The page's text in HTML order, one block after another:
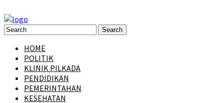
HOME
POLITIK
KLINIK PILKADA
PENDIDIKAN
PEMERINTAHAN
KESEHATAN